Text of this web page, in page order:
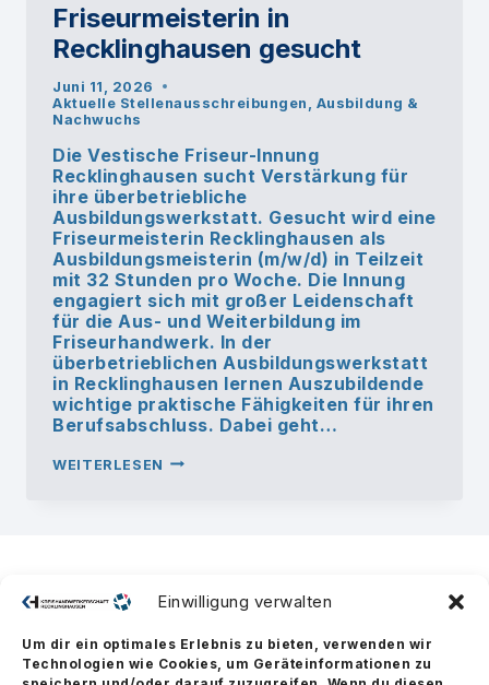
Einwilligung verwalten
Um dir ein optimales Erlebnis zu bieten, verwenden wir
Technologien wie Cookies, um Geräteinformationen zu
Friseurmeisterin in
Recklinghausen gesucht
Juni 11, 2026
Aktuelle Stellenausschreibungen
Ausbildung &
Nachwuchs
Die Vestische Friseur-Innung
Recklinghausen sucht Verstärkung für
ihre überbetriebliche
Ausbildungswerkstatt. Gesucht wird eine
Friseurmeisterin Recklinghausen als
Ausbildungsmeisterin (m/w/d) in Teilzeit
mit 32 Stunden pro Woche. Die Innung
engagiert sich mit großer Leidenschaft
für die Aus- und Weiterbildung im
Friseurhandwerk. In der
überbetrieblichen Ausbildungswerkstatt
in Recklinghausen lernen Auszubildende
wichtige praktische Fähigkeiten für ihren
Berufsabschluss. Dabei geht…
WEITERLESEN FRISEURMEISTERIN